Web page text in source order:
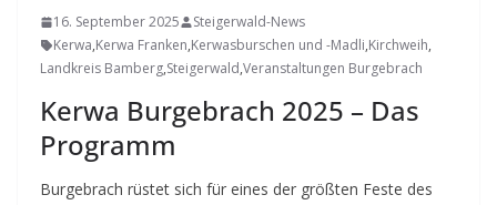
16. September 2025
Steigerwald-News
Kerwa,Kerwa Franken,Kerwasburschen und -Madli,Kirchweih,
Landkreis Bamberg,Steigerwald,Veranstaltungen Burgebrach
Kerwa Burgebrach 2025 – Das
Programm
Burgebrach rüstet sich für eines der größten Feste des